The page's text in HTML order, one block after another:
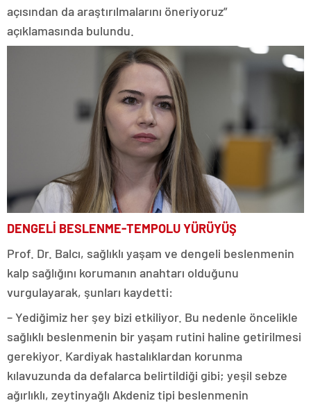
açısından da araştırılmalarını öneriyoruz”
açıklamasında bulundu.
DENGELİ BESLENME-TEMPOLU YÜRÜYÜŞ
Prof. Dr. Balcı, sağlıklı yaşam ve dengeli beslenmenin
kalp sağlığını korumanın anahtarı olduğunu
vurgulayarak, şunları kaydetti:
– Yediğimiz her şey bizi etkiliyor. Bu nedenle öncelikle
sağlıklı beslenmenin bir yaşam rutini haline getirilmesi
gerekiyor. Kardiyak hastalıklardan korunma
kılavuzunda da defalarca belirtildiği gibi; yeşil sebze
ağırlıklı, zeytinyağlı Akdeniz tipi beslenmenin